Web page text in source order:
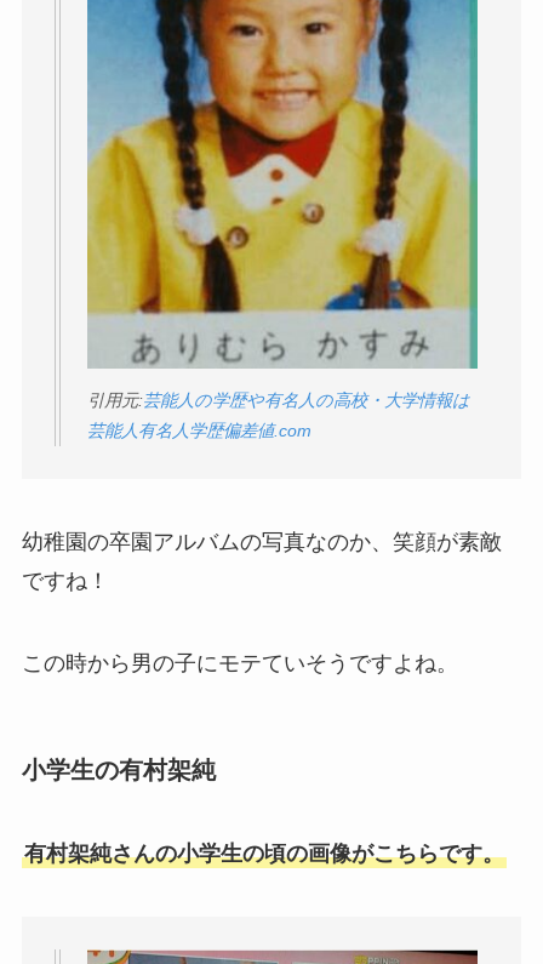
引用元:芸能人の学歴や有名人の高校・大学情報は
芸能人有名人学歴偏差値.com
幼稚園の卒園アルバムの写真なのか、笑顔が素敵
ですね！
この時から男の子にモテていそうですよね。
小学生の有村架純
有村架純さんの小学生の頃の画像がこちらです。